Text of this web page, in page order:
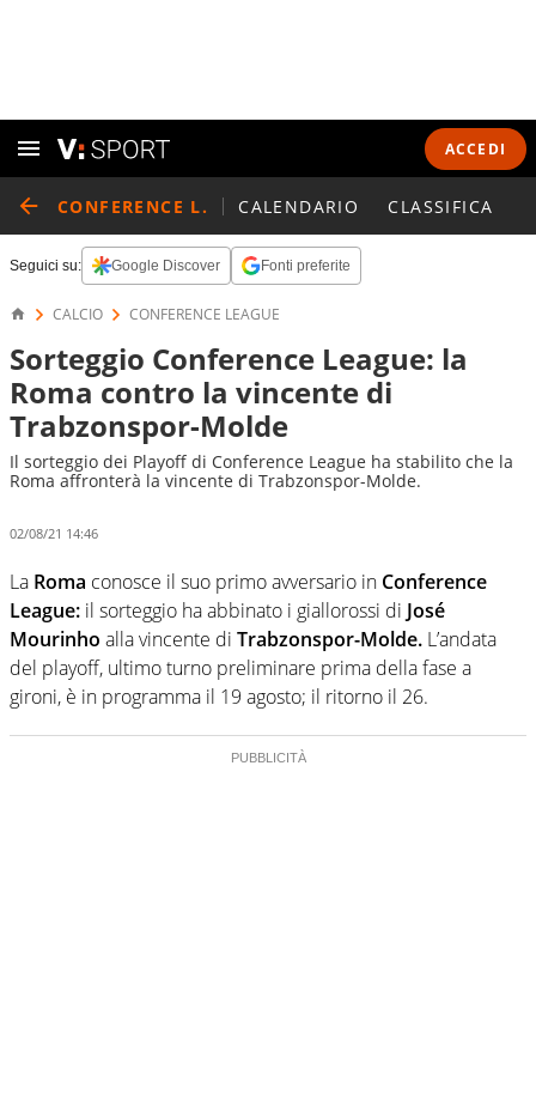
ACCEDI
CONFERENCE L. CALENDARIO CLASSIFICA
Seguici su: Google Discover Fonti preferite
CALCIO CONFERENCE LEAGUE
Sorteggio Conference League: la
Roma contro la vincente di
Trabzonspor-Molde
Il sorteggio dei Playoff di Conference League ha stabilito che la
Roma affronterà la vincente di Trabzonspor-Molde.
02/08/21 14:46
La Roma conosce il suo primo avversario in Conference
League: il sorteggio ha abbinato i giallorossi di José
Mourinho alla vincente di Trabzonspor-Molde. L’andata
del playoff, ultimo turno preliminare prima della fase a
gironi, è in programma il 19 agosto; il ritorno il 26.